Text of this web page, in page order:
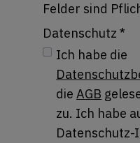
Felder sind
Datenschutz *
Ich habe die
dieAGB
zu. Ich habe